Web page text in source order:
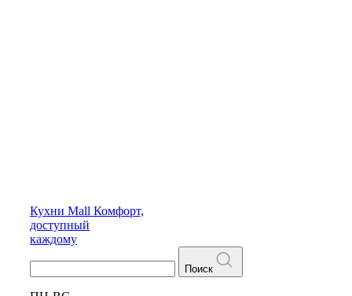
Кухни Mall Комфорт,
доступный
каждому
Поиск